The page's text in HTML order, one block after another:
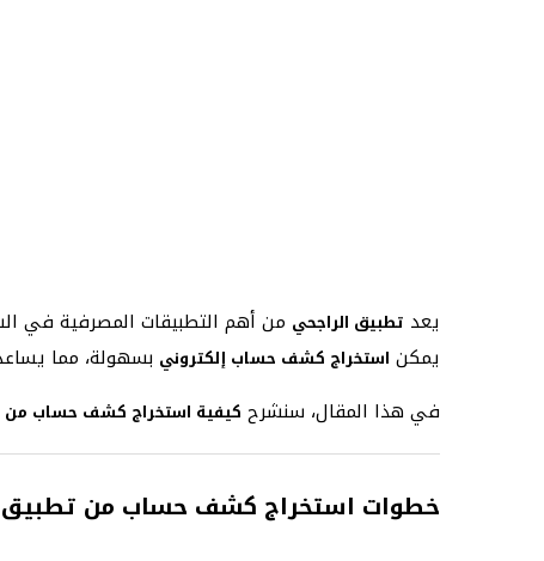
يعد تطبيق الراجحي من أهم التطبيقات المصرفية في
يمكن استخراج كشف حساب إلكتروني بسهولة، مما
في هذا المقال، سنشرح كيفية استخراج كشف حساب من
خطوات استخراج كشف حساب من تطبيق